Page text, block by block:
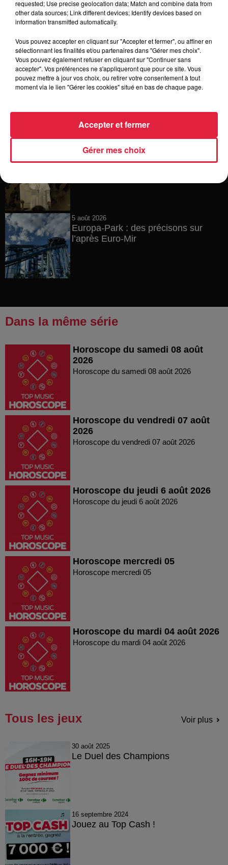
6 août 2026
Tags antisémites à Strasbourg :
6 août 2026
Au zoo de Mulhouse : rencontre
6 août 2026
Les dernières infos sur la venue du
5 août 2026
Europa-Park : des précisons sur
l’après Euro-Mir
Dans la même série
Horoscope du samedi 08 août
2026
Horoscope du samedi 08 août 2026
Horoscope du vendredi 07 août
2026
Horoscope du vendredi 07 août 2026
Horoscope du jeudi 6 août 2026
Horoscope du jeudi 6 août 2026
Horoscope mercredi 05
Horoscope mercredi 05
Horoscope du mardi 04 août 2026
Horoscope du mardi 04 août 2026
Tous les jeux Voir plus
30 août 2025
Le Duel des Champions
16 septembre 2024
Jouez au Top Cash !
requested; Use precise geolocation data; Match and combine data from
other data sources; Link different devices; Identify devices based on
information transmitted automatically.
Vous pouvez accepter en cliquant sur "Accepter et fermer", ou affiner en
sélectionnant les finalités et/ou partenaires dans "Gérer mes choix".
Vous pouvez également refuser en cliquant sur "Continuer sans
accepter". Vos préférences ne s'appliqueront que pour ce site. Vous
pouvez mettre à jour vos choix, ou retirer votre consentement à tout
moment via le lien "Gérer les cookies" situé en bas de chaque page.
Gérer mes choix
Accepter et fermer